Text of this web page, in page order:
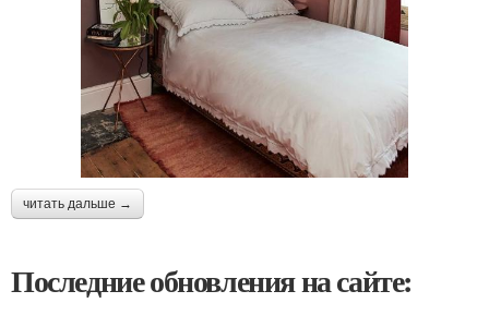
читать дальше →
Последние обновления на сайте: